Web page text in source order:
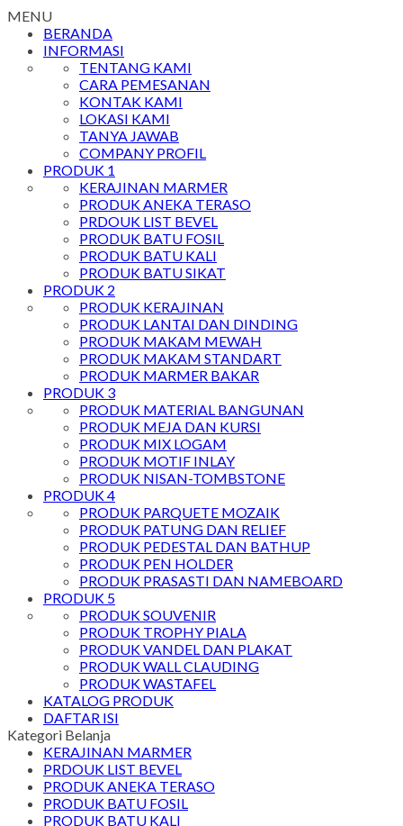
MENU
BERANDA
INFORMASI
TENTANG KAMI
CARA PEMESANAN
KONTAK KAMI
LOKASI KAMI
TANYA JAWAB
COMPANY PROFIL
PRODUK 1
KERAJINAN MARMER
PRODUK ANEKA TERASO
PRDOUK LIST BEVEL
PRODUK BATU FOSIL
PRODUK BATU KALI
PRODUK BATU SIKAT
PRODUK 2
PRODUK KERAJINAN
PRODUK LANTAI DAN DINDING
PRODUK MAKAM MEWAH
PRODUK MAKAM STANDART
PRODUK MARMER BAKAR
PRODUK 3
PRODUK MATERIAL BANGUNAN
PRODUK MEJA DAN KURSI
PRODUK MIX LOGAM
PRODUK MOTIF INLAY
PRODUK NISAN-TOMBSTONE
PRODUK 4
PRODUK PARQUETE MOZAIK
PRODUK PATUNG DAN RELIEF
PRODUK PEDESTAL DAN BATHUP
PRODUK PEN HOLDER
PRODUK PRASASTI DAN NAMEBOARD
PRODUK 5
PRODUK SOUVENIR
PRODUK TROPHY PIALA
PRODUK VANDEL DAN PLAKAT
PRODUK WALL CLAUDING
PRODUK WASTAFEL
KATALOG PRODUK
DAFTAR ISI
Kategori Belanja
KERAJINAN MARMER
PRDOUK LIST BEVEL
PRODUK ANEKA TERASO
PRODUK BATU FOSIL
PRODUK BATU KALI